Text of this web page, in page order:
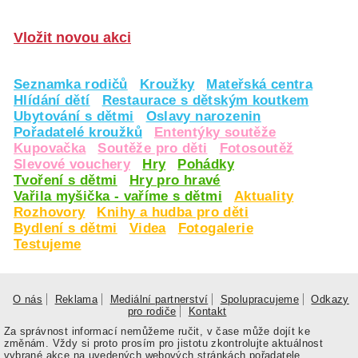
Vložit novou akci
Seznamka rodičů Kroužky
Mateřská centra
Hlídání dětí
Restaurace s dětským koutkem
Ubytování s dětmi
Oslavy narozenin
Pořadatelé kroužků
Ententýky soutěže
Kupovačka
Soutěže pro děti
Fotosoutěž
Slevové vouchery
Hry
Pohádky
Tvoření s dětmi
Hry pro hravé
Vařila myšička - vaříme s dětmi
Aktuality
Rozhovory
Knihy a hudba pro děti
Bydlení s dětmi
Videa
Fotogalerie
Testujeme
O nás Reklama Mediální partnerství Spolupracujeme
Odkazy
pro rodiče
Kontakt
Za správnost informací nemůžeme ručit, v čase může dojít ke
změnám. Vždy si proto prosím pro jistotu zkontrolujte aktuálnost
vybrané akce na uvedených webových stránkách pořadatele.